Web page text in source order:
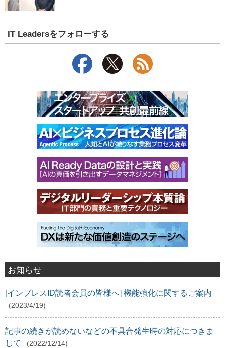
IT Leadersをフォローする
お知らせ
[インプレスID読者会員の皆様へ] 機能強化に関するご案内
(2023/4/19)
記事の続きが読めないなどの不具合発生時の対応につきま
して
(2022/12/14)